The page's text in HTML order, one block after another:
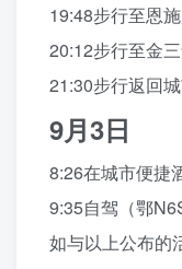
19:48步行至恩
20:12步行至金
21:30步行返回城
9月3日
8:26在城市便捷
9:35自驾（鄂
如与以上公布的